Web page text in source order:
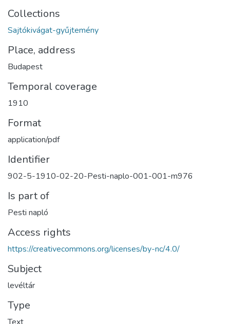
Collections
Sajtókivágat-gyűjtemény
Place, address
Budapest
Temporal coverage
1910
Format
application/pdf
Identifier
902-5-1910-02-20-Pesti-naplo-001-001-m976
Is part of
Pesti napló
Access rights
https://creativecommons.org/licenses/by-nc/4.0/
Subject
levéltár
Type